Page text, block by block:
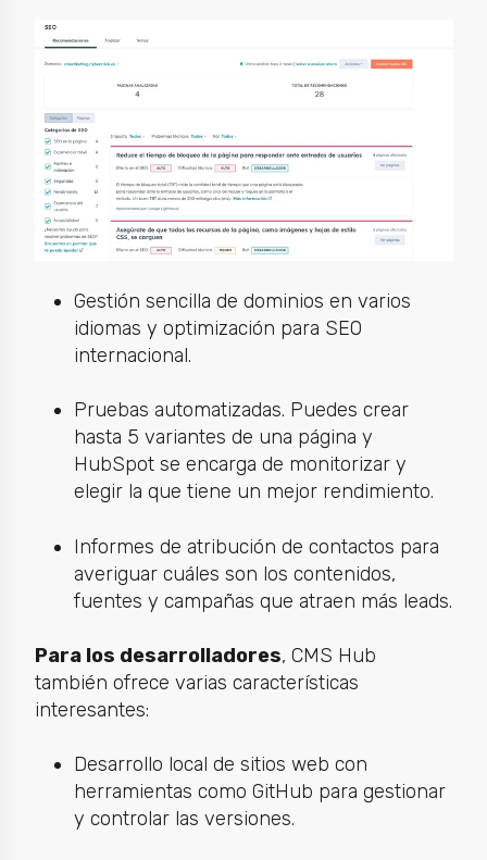
Gestión sencilla de dominios en varios
idiomas y optimización para SEO
internacional.
Pruebas automatizadas. Puedes crear
hasta 5 variantes de una página y
HubSpot se encarga de monitorizar y
elegir la que tiene un mejor rendimiento.
Informes de atribución de contactos para
averiguar cuáles son los contenidos,
fuentes y campañas que atraen más leads.
Para los desarrolladores, CMS Hub
también ofrece varias características
interesantes:
Desarrollo local de sitios web con
herramientas como GitHub para gestionar
y controlar las versiones.